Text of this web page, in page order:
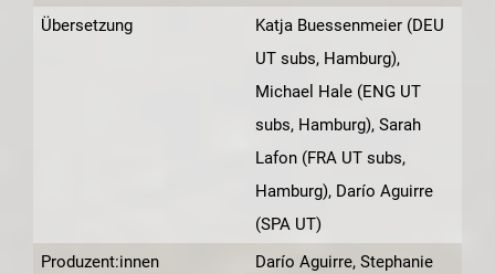
Übersetzung
Katja Buessenmeier (DEU
UT subs, Hamburg), ​
Michael Hale (ENG UT
subs, Hamburg), ​Sarah
Lafon (FRA UT subs,
Hamburg), ​Darío Aguirre
(SPA UT)
Produzent:innen
Darío Aguirre, Stephanie